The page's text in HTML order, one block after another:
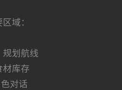
域：
规划航线
材库存
对话